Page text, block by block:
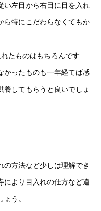
い左目から右目に目を入れ
ら特にこだわらなくてもか
たものはもちろんです
かったものも一年経てば感
してもらうと良いでしょ
の方法など少しは理解でき
により目入れの仕方など違
う。